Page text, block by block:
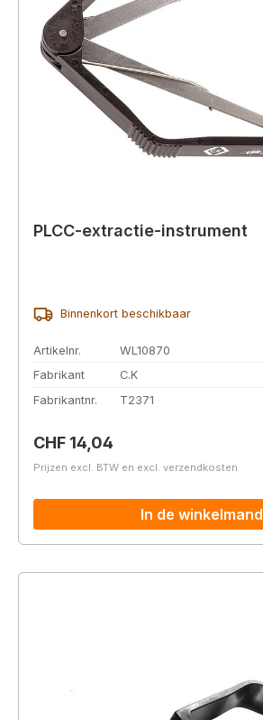
PLCC-extractie-instrument
Binnenkort beschikbaar
Artikelnr.
WL10870
Fabrikant
C.K
Fabrikantnr.
T2371
Normale prijs:
CHF 14,04
Prijzen excl. BTW en excl. verzendkosten
In de winkelmand